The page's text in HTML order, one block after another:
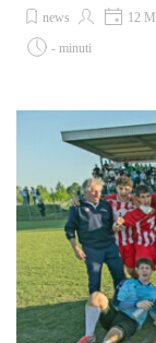
news
12
- minuti
maggio, la formazione
19 del Bagnacavallo
del campionato
spareggio disputato il
Savarna contro il Borgo
deciso dal gol di Andrea
All’incontro erano
Matteo Giacomoni, la
Caterina Corzani,
Sport Francesco Ravagli
all’Associazionismo
la squadra erano